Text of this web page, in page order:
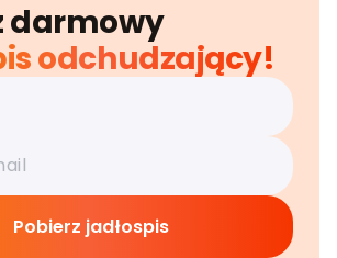
darmowy
odchudzający!